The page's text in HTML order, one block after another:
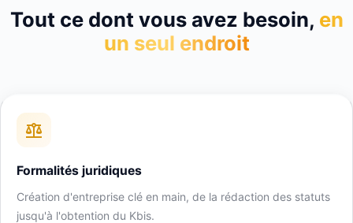
Tout ce dont vous avez besoin, en
un seul endroit
Formalités juridiques
Création d'entreprise clé en main, de la rédaction des statuts
jusqu'à l'obtention du Kbis.